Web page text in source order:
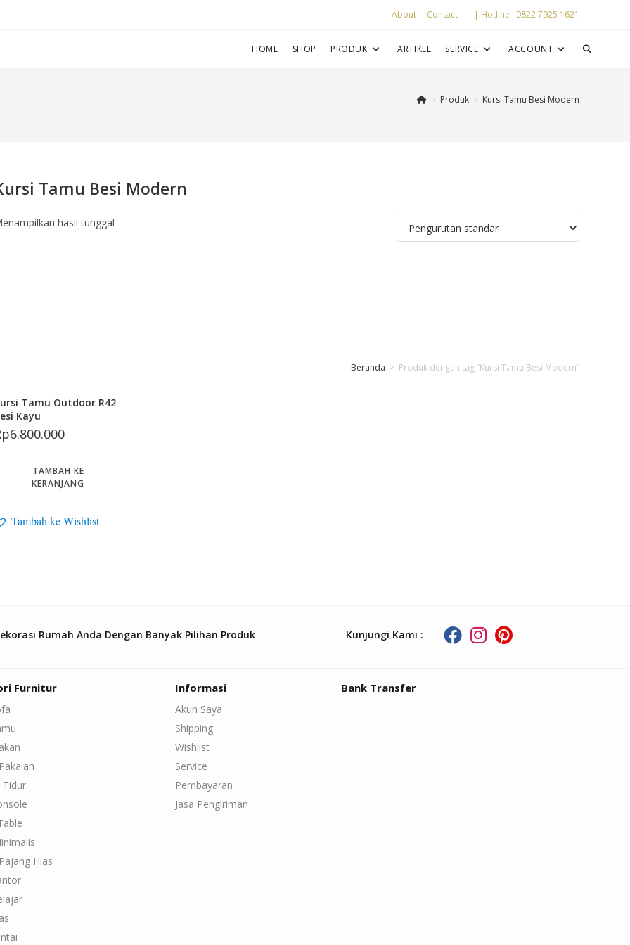
About Contact | Hotline : 0822 7925 1621
HOME SHOP PRODUK ARTIKEL SERVICE ACCOUNT
> Produk > Kursi Tamu Besi Modern
Beranda > Produk dengan tag “Kursi Tamu Besi Modern”
Tamu Besi Modern
hasil tunggal
Tamu Outdoor R42
Kayu
6.800.000
TAMBAH KE
KERANJANG
Tambah ke Wishlist
Rumah Anda Dengan Banyak Pilihan Produk Kunjungi Kami :
Furnitur
Hias
Informasi
Akun Saya
Shipping
Wishlist
Service
Pembayaran
Jasa Pengiriman
Bank Transfer